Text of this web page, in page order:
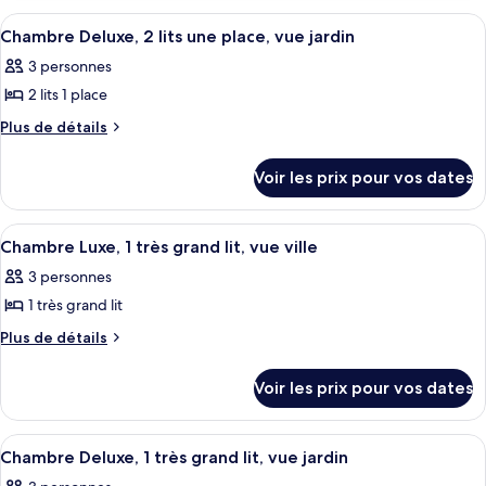
(Twin
(Twin
Bed)
chambre :
Suite
Deluxe
type
de
Suite
Deluxe
Afficher
toutes
les
photos
pour
de
chambre :
Chambre
Deluxe,
2
une
jardin
Une chambre d’hôtel avec un
4
Chambre Deluxe, 2 lits une place, vue jardin
3 personnes
2 lits 1 place
Plus de détails
Plus
le
type
de
Chambre
Deluxe,
lits
jardin
Voir les prix pour vos dates
Afficher
toutes
les
photos
pour
de
chambre :
Chambre
Une chambre d’hôtel avec un
3
Chambre Luxe, 1 très grand lit, vue ville
3 personnes
1 très grand lit
Plus de détails
Plus
le
type
de
Voir les prix pour vos dates
Afficher
toutes
Une chambre d’hôtel avec un
3
Chambre Deluxe, 1 très grand lit, vue jardin